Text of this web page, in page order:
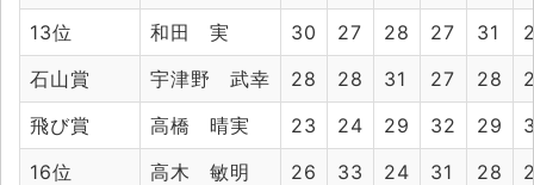
13位
和田 実 30 27 28 27 31
石山賞
宇津野 武幸 28 28 31 27 28
飛び賞
高橋 晴実 23 24 29 32 29
16位
高木 敏明 26 33 24 31 28